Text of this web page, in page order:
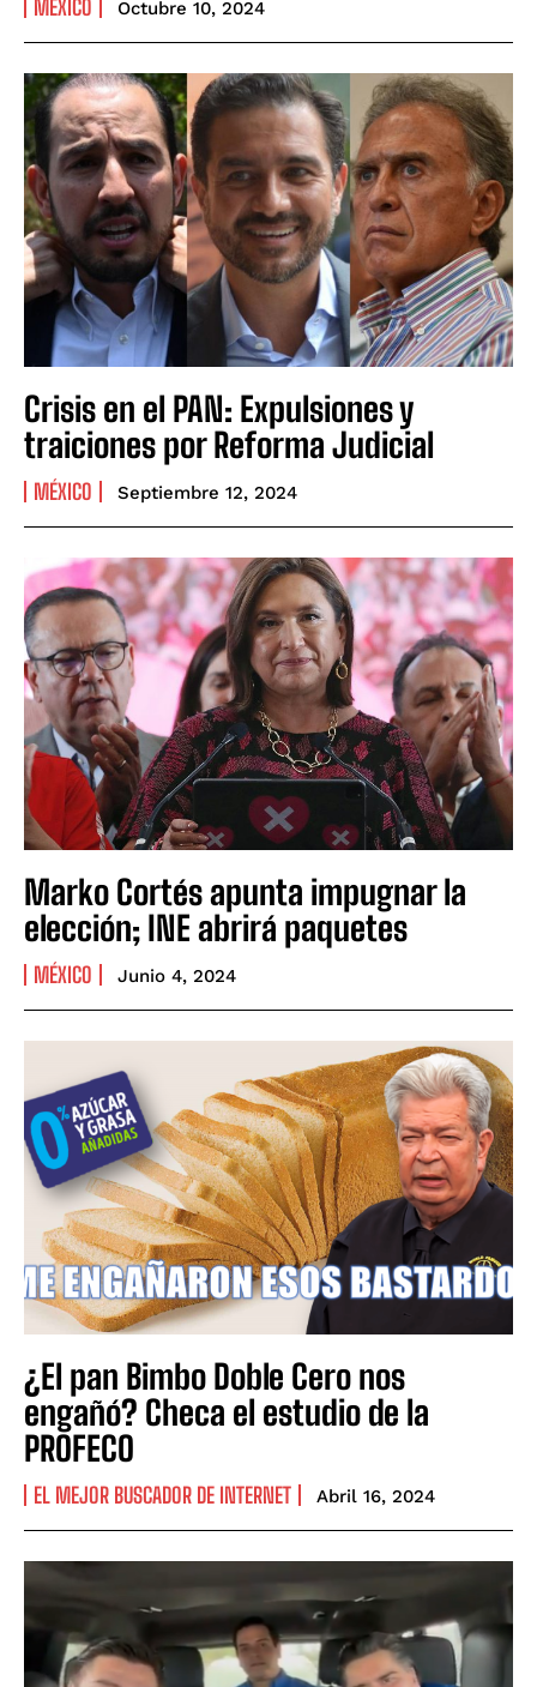
MÉXICO Octubre 10, 2024
Crisis en el PAN: Expulsiones y
traiciones por Reforma Judicial
MÉXICO Septiembre 12, 2024
Marko Cortés apunta impugnar la
elección; INE abrirá paquetes
MÉXICO Junio 4, 2024
¿El pan Bimbo Doble Cero nos
engañó? Checa el estudio de la
PROFECO
EL MEJOR BUSCADOR DE INTERNET Abril 16, 2024